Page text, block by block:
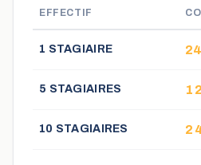
EFFECTIF
1 STAGIAIRE
5 STAGIAIRES 1
10 STAGIAIRES 2